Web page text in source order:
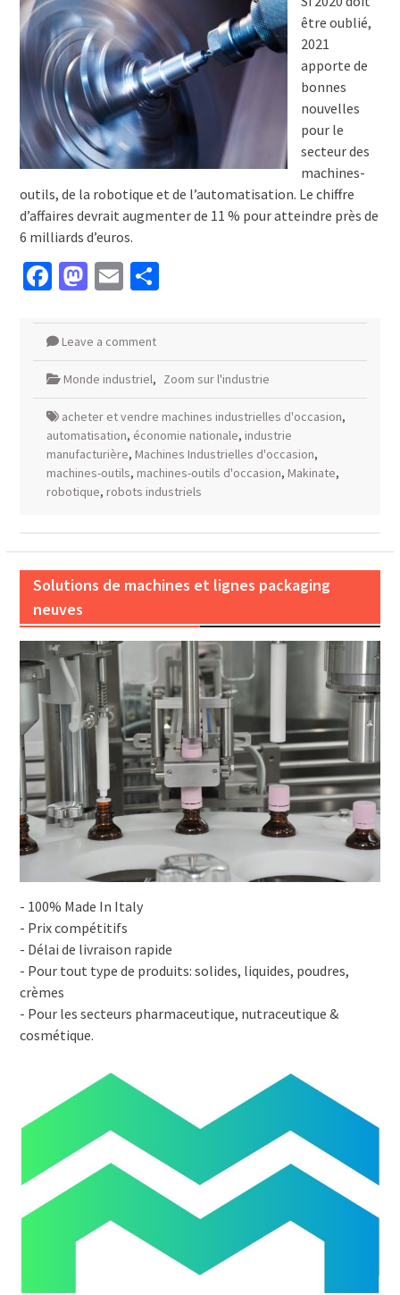
être oublié,
2021
apporte de
bonnes
nouvelles
pour le
secteur des
machines-
outils, de la robotique et de l’automatisation. Le chiffre
d’affaires devrait augmenter de 11 % pour atteindre près de
6 milliards d’euros.
Facebook
Mastodon
EmailPartager
Leave a comment
Monde industriel, Zoom sur l'industrie
acheter et vendre machines industrielles d'occasion,
automatisation, économie nationale, industrie
manufacturière, Machines Industrielles d'occasion,
machines-outils, machines-outils d'occasion, Makinate,
robotique, robots industriels
Solutions de machines et lignes packaging
neuves
- 100% Made In Italy
- Prix compétitifs
- Délai de livraison rapide
- Pour tout type de produits: solides, liquides, poudres,
crèmes
- Pour les secteurs pharmaceutique, nutraceutique &
cosmétique.